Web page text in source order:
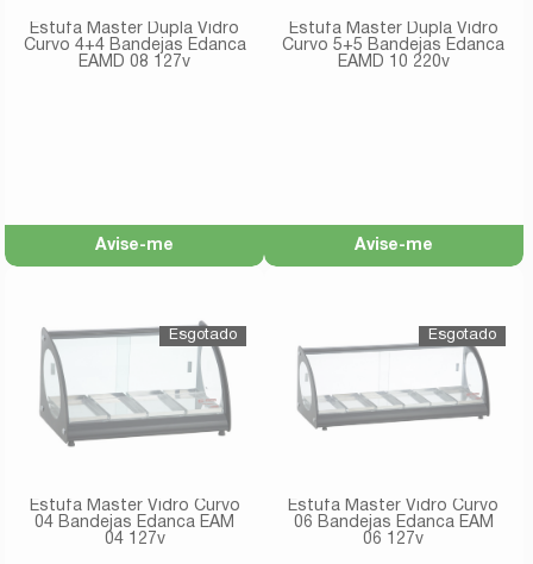
Estufa Master Dupla Vidro
Curvo 4+4 Bandejas Edanca
EAMD 08 127v
Avise-me
Estufa Master Dupla Vidro
Curvo 5+5 Bandejas Edanca
EAMD 10 220v
Avise-me
Estufa Master Vidro Curvo
04 Bandejas Edanca EAM
04 127v
Estufa Master Vidro Curvo
06 Bandejas Edanca EAM
06 127v